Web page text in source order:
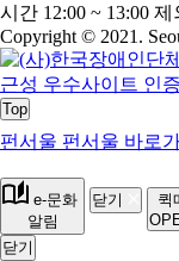
시간 12:00 ~ 13:00 제
Copyright © 2021.
Top
펀서울 펀서울 바로가
e-문화
알림
닫기
퀵
닫기